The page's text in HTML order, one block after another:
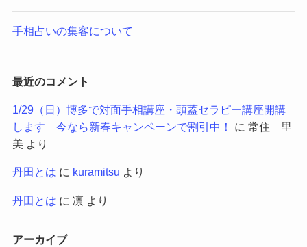
手相占いの集客について
最近のコメント
1/29（日）博多で対面手相講座・頭蓋セラピー講座開講
します 今なら新春キャンペーンで割引中！
に 常住 里
美 より
丹田とは に kuramitsu より
丹田とは に 凛より
アーカイブ